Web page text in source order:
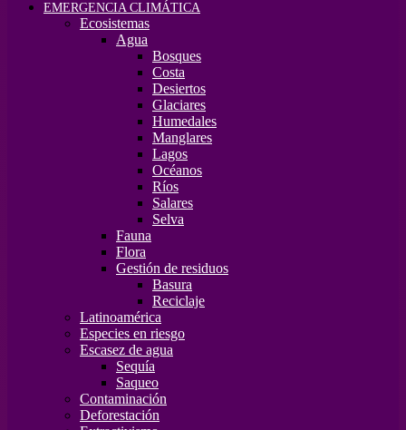
EMERGENCIA CLIMÁTICA
Ecosistemas
Agua
Bosques
Costa
Desiertos
Glaciares
Humedales
Manglares
Lagos
Océanos
Ríos
Salares
Selva
Fauna
Flora
Gestión de residuos
Basura
Reciclaje
Latinoamérica
Especies en riesgo
Escasez de agua
Sequía
Saqueo
Contaminación
Deforestación